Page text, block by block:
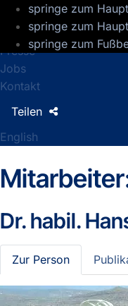
springe zum
springe zum
springe zum
Presse
Jobs
Kontakt
English
Teilen
Dr. habil.
Zur Person